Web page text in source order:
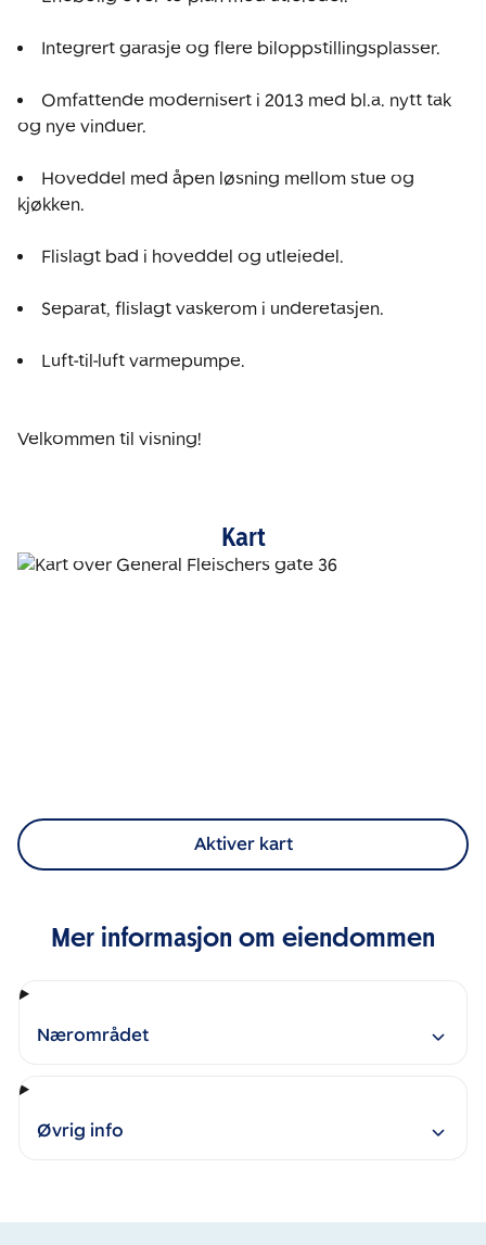
Integrert garasje og flere biloppstillingsplasser.
Omfattende modernisert i 2013 med bl.a. nytt tak
og nye vinduer.
Hoveddel med åpen løsning mellom stue og
kjøkken.
Flislagt bad i hoveddel og utleiedel.
Separat, flislagt vaskerom i underetasjen.
Luft-til-luft varmepumpe.
Velkommen til visning!
Kart
Aktiver kart
Mer informasjon om eiendommen
Nærområdet
Øvrig info